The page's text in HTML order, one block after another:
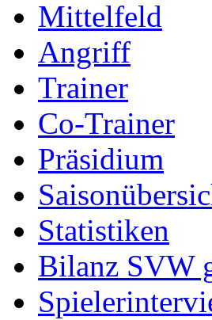
Mittelfeld
Angriff
Trainer
Co-Trainer
Präsidium
Statistiken
Bilanz SVW